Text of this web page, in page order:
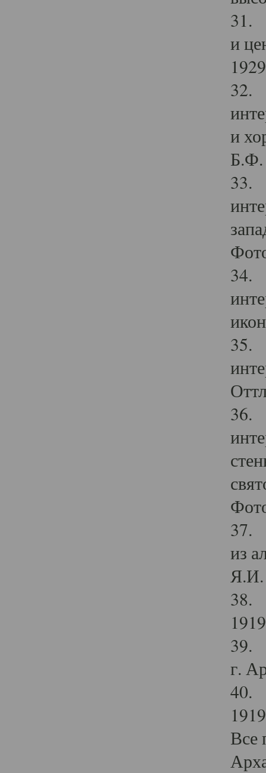
31.
и
32.
и
Б.Ф.
33.
34.
35.
36.
37.
из
Я.И.
38.
39.
г.
40.
Все